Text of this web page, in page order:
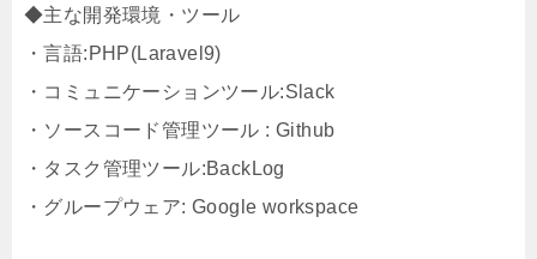
◆主な開発環境・ツール
・言語:PHP(Laravel9)
・コミュニケーションツール:Slack
・ソースコード管理ツール : Github
・タスク管理ツール:BackLog
・グループウェア: Google workspace